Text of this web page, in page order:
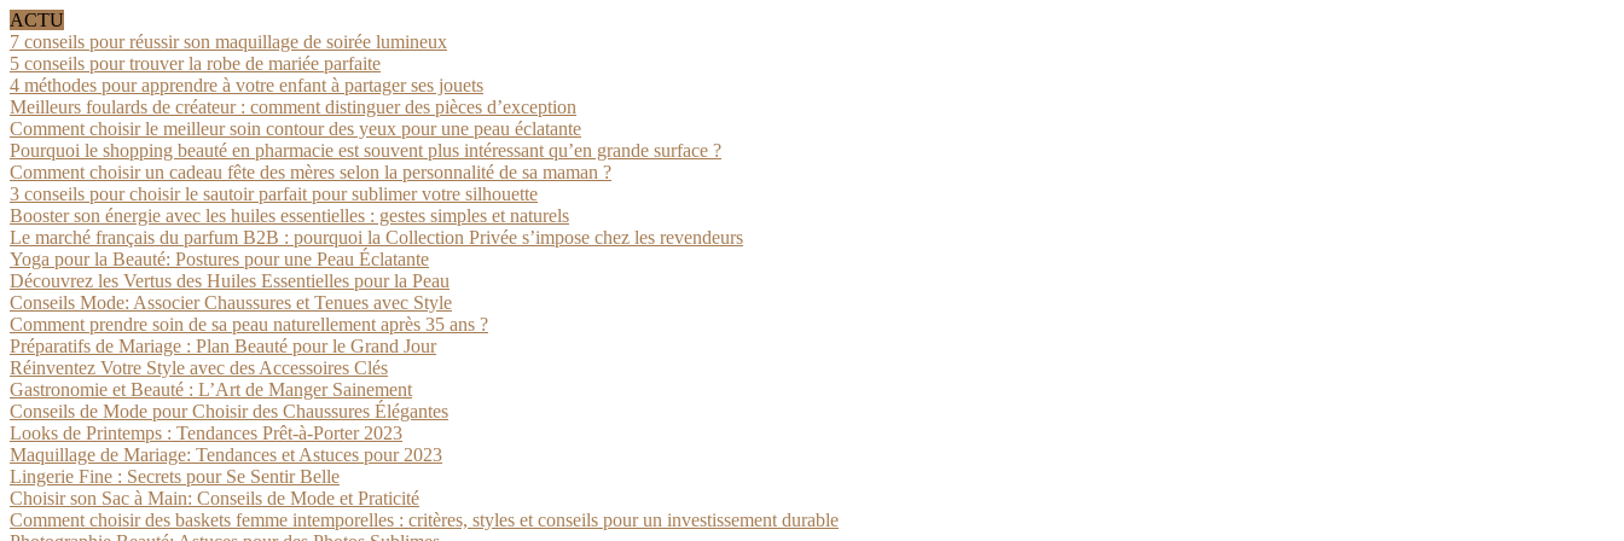
ACTU
7 conseils pour réussir son maquillage de soirée lumineux
5 conseils pour trouver la robe de mariée parfaite
4 méthodes pour apprendre à votre enfant à partager ses jouets
Meilleurs foulards de créateur : comment distinguer des pièces d’exception
Comment choisir le meilleur soin contour des yeux pour une peau éclatante
Pourquoi le shopping beauté en pharmacie est souvent plus intéressant qu’en grande surface ?
Comment choisir un cadeau fête des mères selon la personnalité de sa maman ?
3 conseils pour choisir le sautoir parfait pour sublimer votre silhouette
Booster son énergie avec les huiles essentielles : gestes simples et naturels
Le marché français du parfum B2B : pourquoi la Collection Privée s’impose chez les revendeurs
Yoga pour la Beauté: Postures pour une Peau Éclatante
Découvrez les Vertus des Huiles Essentielles pour la Peau
Conseils Mode: Associer Chaussures et Tenues avec Style
Comment prendre soin de sa peau naturellement après 35 ans ?
Préparatifs de Mariage : Plan Beauté pour le Grand Jour
Réinventez Votre Style avec des Accessoires Clés
Gastronomie et Beauté : L’Art de Manger Sainement
Conseils de Mode pour Choisir des Chaussures Élégantes
Looks de Printemps : Tendances Prêt-à-Porter 2023
Maquillage de Mariage: Tendances et Astuces pour 2023
Lingerie Fine : Secrets pour Se Sentir Belle
Choisir son Sac à Main: Conseils de Mode et Praticité
Comment choisir des baskets femme intemporelles : critères, styles et conseils pour un investissement durable